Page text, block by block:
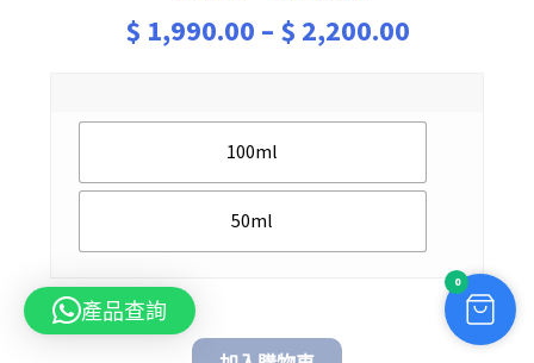
$ 1,990.00 – $ 2,200.00Price
$
100ml
50ml
0
產品查詢